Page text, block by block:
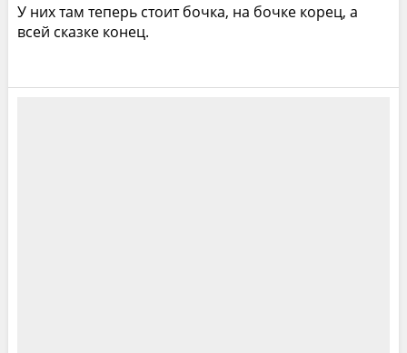
У них там теперь стоит бочка, на бочке корец, а
всей сказке конец.